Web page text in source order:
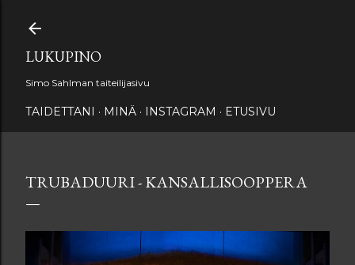
LUKUPINO
Simo Sahlman taiteilijasivu
TAIDETTANI MINÄ INSTAGRAM ETUSIVU
TRUBADUURI - KANSALLISOOPPERA